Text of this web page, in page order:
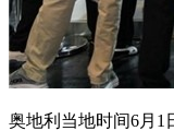
奥地利当地时间6月1